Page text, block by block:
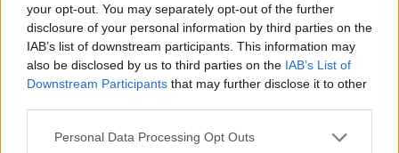
your opt-out. You may separately opt-out of the further
disclosure of your personal information by third parties on the
IAB’s list of downstream participants. This information may
also be disclosed by us to third parties on the IAB’s List of
Downstream Participants that may further disclose it to other
Personal Data Processing Opt Outs
Για να τα αποφύγετε όλ’ αυτά, σταματήστε κατ’
αρχάς να χρησιμοποιείτε το κινητό σας ως
ξυπνητήρι. Με αυτό τον τρόπο δεν θα χρειάζεται
να το αγγίξετε καθόλου το πρωί.
ώστε να το ανοίγετε αφού περάσει μία ώρα από